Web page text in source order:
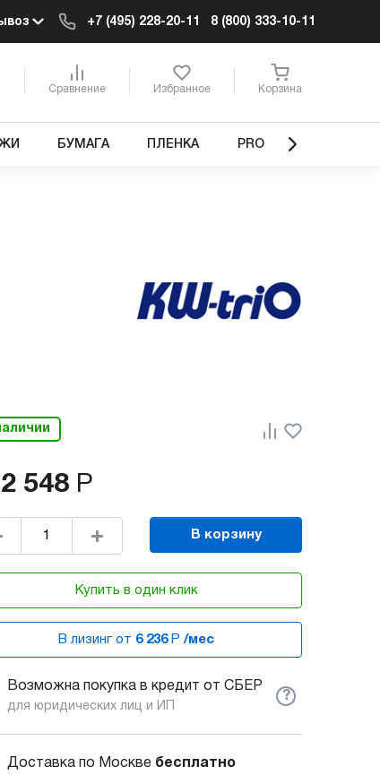
+7 (495) 228-20-11 8 (800) 333-10-11
Сравнение Избранное Корзина
БУМАГА ПЛЕНКА PRO
548 Р
В корзину
Купить в один клик
В лизинг от 6 236 Р /мес
Возможна покупка в кредит от СБЕР
для юридических лиц и ИП
?
Доставка по Москве бесплатно